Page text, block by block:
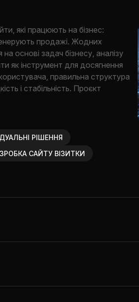
які працюють на бізнес:
продажі. Жодних
основі задач бізнесу, аналізу
як інструмент для досягнення
правильна структура
і стабільність. Проєкт
РІШЕННЯ
САЙТУ ВІЗИТКИ